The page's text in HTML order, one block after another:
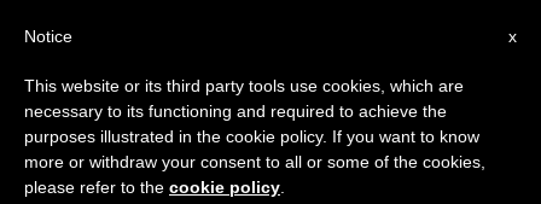
TAG
Posts Tagged
x
Notice
This website or its third party tools use cookies, which are
necessary to its functioning and required to achieve the
purposes illustrated in the cookie policy. If you want to know
more or withdraw your consent to all or some of the cookies,
please refer to the cookie policy